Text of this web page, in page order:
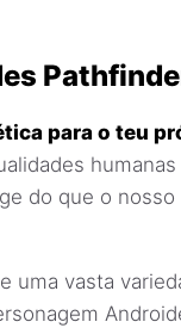
para o teu
do que o
uma vasta